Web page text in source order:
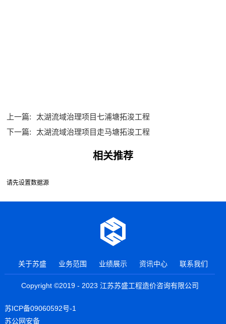
上一篇:
太湖流域治理项目七浦塘拓浚工程
下一篇:
太湖流域治理项目走马塘拓浚工程
相关推荐
请先设置数据源
关于苏盛 业务范围 业绩展示 资讯中心 联系我们
Copyright ©2019 - 2023 江苏苏盛工程造价咨询有限公司
苏ICP备09060592号-1
苏公网安备